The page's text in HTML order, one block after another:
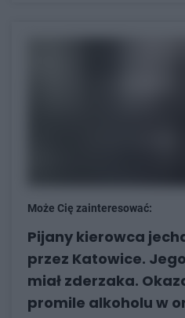
Może Cię zainteresować:
Pijany kierowca
przez Katowice.
miał zderzaka.
promile alkoholu w